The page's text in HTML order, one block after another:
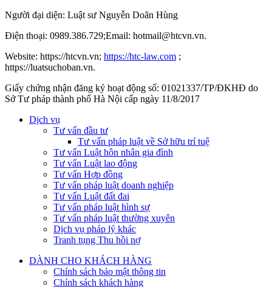
Người đại diện: Luật sư Nguyễn Doãn Hùng
Điện thoại: 0989.386.729;Email: hotmail@htcvn.vn.
Website: https://htcvn.vn; https://htc-law.com ;
https://luatsuchoban.vn.
Giấy chứng nhận đăng ký hoạt động số: 01021337/TP/ĐKHĐ do
Sở Tư pháp thành phố Hà Nội cấp ngày 11/8/2017
Dịch vụ
Tư vấn đầu tư
Tư vấn pháp luật về Sở hữu trí tuệ
Tư vấn Luật hôn nhân gia đình
Tư vấn Luật lao động
Tư vấn Hợp đồng
Tư vấn pháp luật doanh nghiệp
Tư vấn Luật đất đai
Tư vấn pháp luật hình sự
Tư vấn pháp luật thường xuyên
Dịch vụ pháp lý khác
Tranh tụng Thu hồi nợ
DÀNH CHO KHÁCH HÀNG
Chính sách bảo mật thông tin
Chính sách khách hàng